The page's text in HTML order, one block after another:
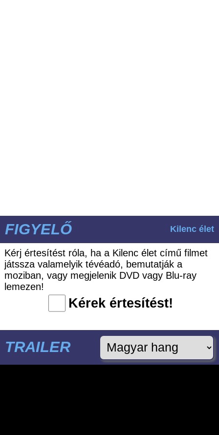
FIGYELŐ Kilenc élet
Kérj értesítést róla, ha a Kilenc élet című filmet
játssza valamelyik tévéadó, bemutatják a
moziban, vagy megjelenik DVD vagy Blu-ray
lemezen!
Kérek értesítést!
TRAILER